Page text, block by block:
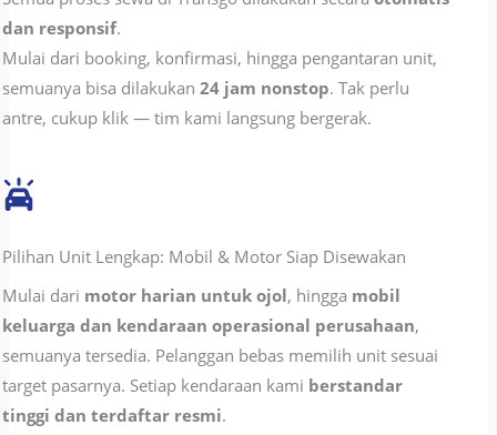
dan responsif.
Mulai dari booking, konfirmasi, hingga pengantaran unit,
semuanya bisa dilakukan24 jam nonstop. Tak perlu
antre, cukup klik — tim kami langsung bergerak.
Pilihan Unit Lengkap: Mobil & Motor Siap Disewakan
Mulai dari motor harian untuk ojol, hingga mobil
keluarga dan kendaraan operasional perusahaan,
semuanya tersedia. Pelanggan bebas memilih unit sesuai
target pasarnya. Setiap kendaraan kami berstandar
tinggi dan terdaftar resmi.